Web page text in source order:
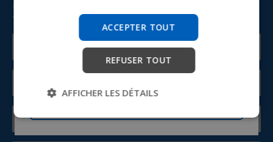
Permobil
Nous testons un moyen plus rapide d'explorer les
produits, d'obtenir des informations sur l'entreprise et
de trouver une assistance pour les appareils.
ACCEPTER TOUT
REFUSER TOUT
AFFICHER LES DÉTAILS